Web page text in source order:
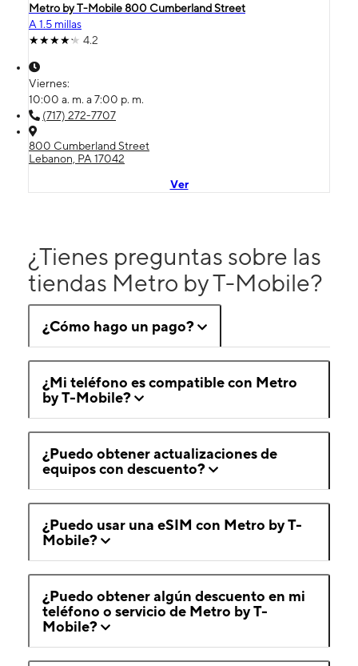
Metro by T-Mobile 800 Cumberland Street
A 1.5 millas
4.2
Viernes:
10:00 a. m. a 7:00 p. m.
(717) 272-7707
800 Cumberland Street
Lebanon, PA 17042
Ver
¿Tienes preguntas sobre las
tiendas Metro by T-Mobile?
¿Cómo hago un pago?
¿Mi teléfono es compatible con Metro
by T-Mobile?
¿Puedo obtener actualizaciones de
equipos con descuento?
¿Puedo usar una eSIM con Metro by T-
Mobile?
¿Puedo obtener algún descuento en mi
teléfono o servicio de Metro by T-
Mobile?